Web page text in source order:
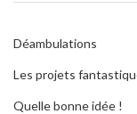
Déambulations
Les projets
Quelle bonne idée !